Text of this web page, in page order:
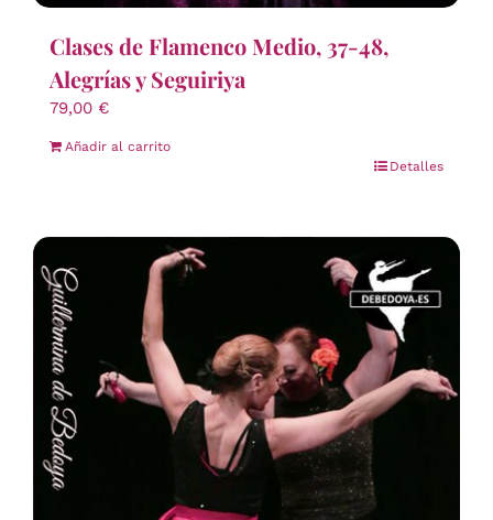
Clases de Flamenco Medio, 37-48,
Alegrías y Seguiriya
79,00 €
Añadir al carrito
Detalles